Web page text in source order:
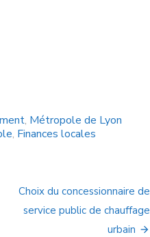
, Métropole de Lyon
, Finances locales
Choix du concessionnaire de
service public de chauffage
urbain